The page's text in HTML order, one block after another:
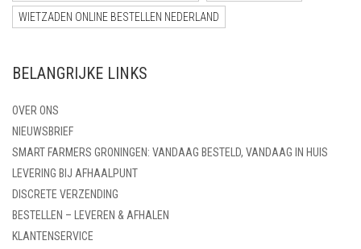
WIETZADEN ONLINE BESTELLEN NEDERLAND
BELANGRIJKE LINKS
OVER ONS
NIEUWSBRIEF
SMART FARMERS GRONINGEN: VANDAAG BESTELD, VANDAAG IN HUIS
LEVERING BIJ AFHAALPUNT
DISCRETE VERZENDING
BESTELLEN – LEVEREN & AFHALEN
KLANTENSERVICE